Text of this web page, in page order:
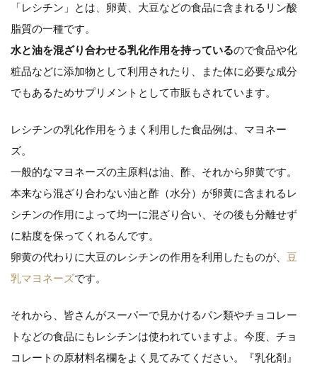
「レシチン」とは、卵黄、大豆などの食品に含まれるリン酸
脂質の一種です。
水と油を混ざり合わせる乳化作用を持っているので食品や化
粧品などに添加物として利用されたり、また体に必要な成分
でもあるためサプリメントとして市販もされています。
レシチンの乳化作用をうまく利用した食品例は、マヨネー
ズ。
一般的なマヨネーズの主原料は油、酢、それから卵黄です。
本来なら混ざり合わない油と酢（水分）が卵黄に含まれるレ
シチンの作用によって均一に混ざり合い、その後も分離せず
に粘度を保ってくれるんです。
卵黄の代わりに大豆のレシチンの作用を利用したものが、 豆
乳マヨネーズです。
それから、皆さんがスーパーで見かけるパン類やチョコレー
トなどの食品にもレシチンは使われていますよ。今度、チョ
コレートの原材料名欄をよく見てみてください。『乳化剤』